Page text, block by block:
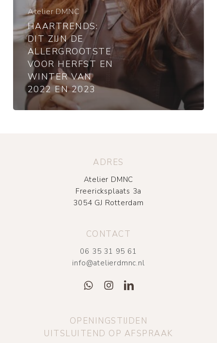
Atelier DMNC
HAARTRENDS:
DIT ZIJN DE
ALLERGROOTSTE
VOOR HERFST EN
WINTER VAN
2022 EN 2023
ADRES
Atelier DMNC
Freericksplaats 3a
3054 GJ Rotterdam
CONTACT
06 35 31 95 61
info@atelierdmnc.nl
OPENINGSTIJDEN
UITSLUITEND OP AFSPRAAK